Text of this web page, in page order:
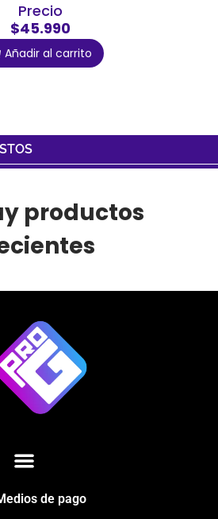
Precio
$45.990
Añadir al carrito
productos
de pago